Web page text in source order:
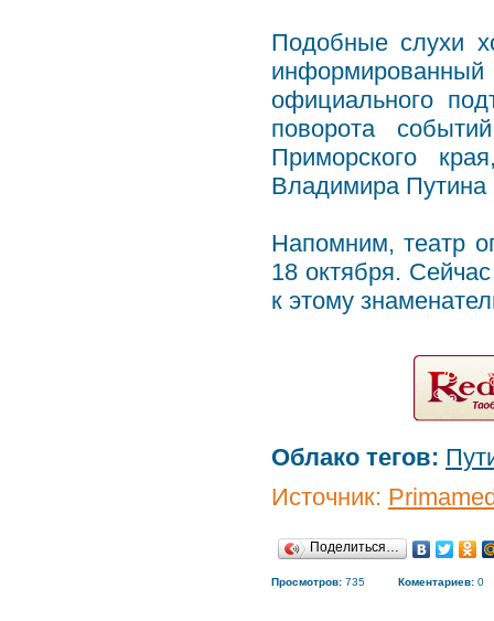
Подобные слухи
официального
поворота
Приморского
Владимира Путина
Напомним, театр
18 октября.
к этому
Облако тегов:
Источник:
Поделиться…
Просмотров: 735 Коментариев: 0